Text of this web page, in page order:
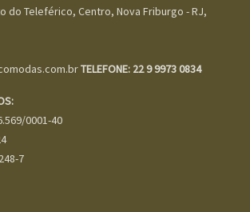
do Teleférico, Centro, Nova Friburgo - RJ,
TELEFONE: 22 9 9973 0834
0001-40
7